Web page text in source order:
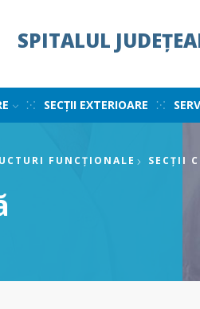
SPITALUL
SECȚII EXTERIOARE
FUNCȚIONALE SECȚII